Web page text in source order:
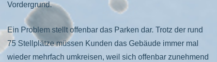
Vordergrund.
Ein Problem stellt offenbar das Parken dar. Trotz der rund
75 Stellplätze müssen Kunden das Gebäude immer mal
wieder mehrfach umkreisen, weil sich offenbar zunehmend